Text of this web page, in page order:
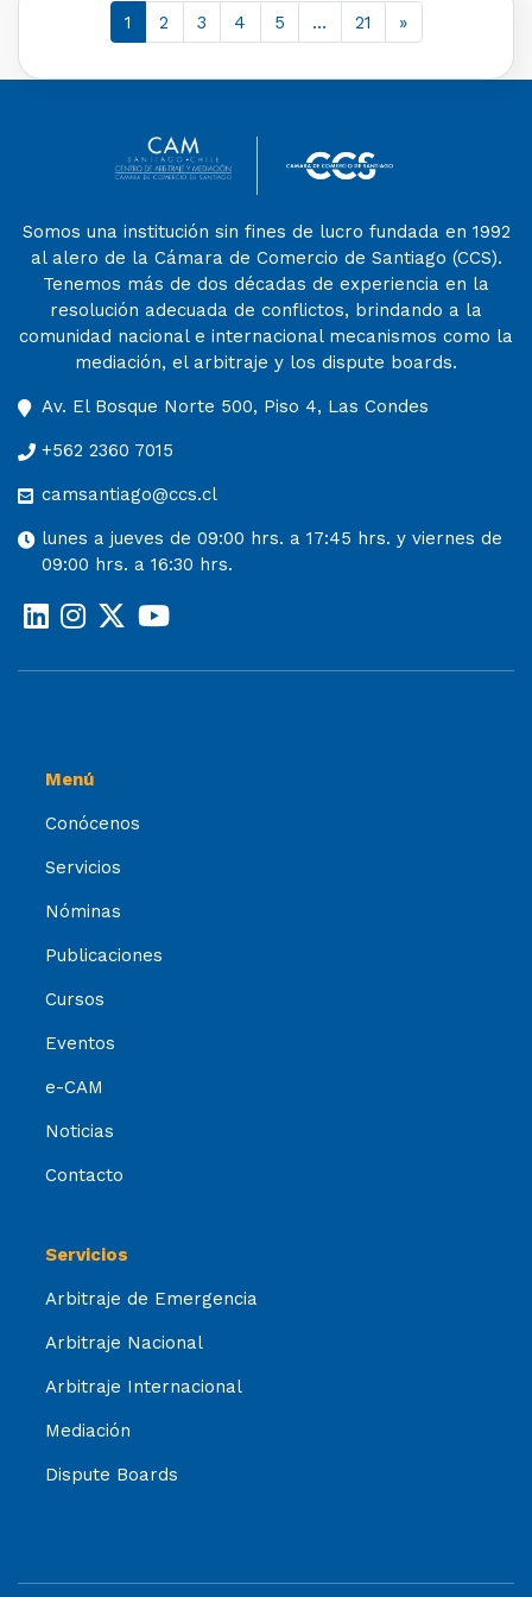
1 2 3 4 5 … 21 »
Somos una institución sin fines de lucro fundada en 1992
al alero de la Cámara de Comercio de Santiago (CCS).
Tenemos más de dos décadas de experiencia en la
resolución adecuada de conflictos, brindando a la
comunidad nacional e internacional mecanismos como la
mediación, el arbitraje y los dispute boards.
Av. El Bosque Norte 500, Piso 4, Las Condes
+562 2360 7015
camsantiago@ccs.cl
lunes a jueves de 09:00 hrs. a 17:45 hrs. y viernes de
09:00 hrs. a 16:30 hrs.
Menú
Conócenos
Servicios
Nóminas
Publicaciones
Cursos
Eventos
e-CAM
Noticias
Contacto
Servicios
Arbitraje de Emergencia
Arbitraje Nacional
Arbitraje Internacional
Mediación
Dispute Boards